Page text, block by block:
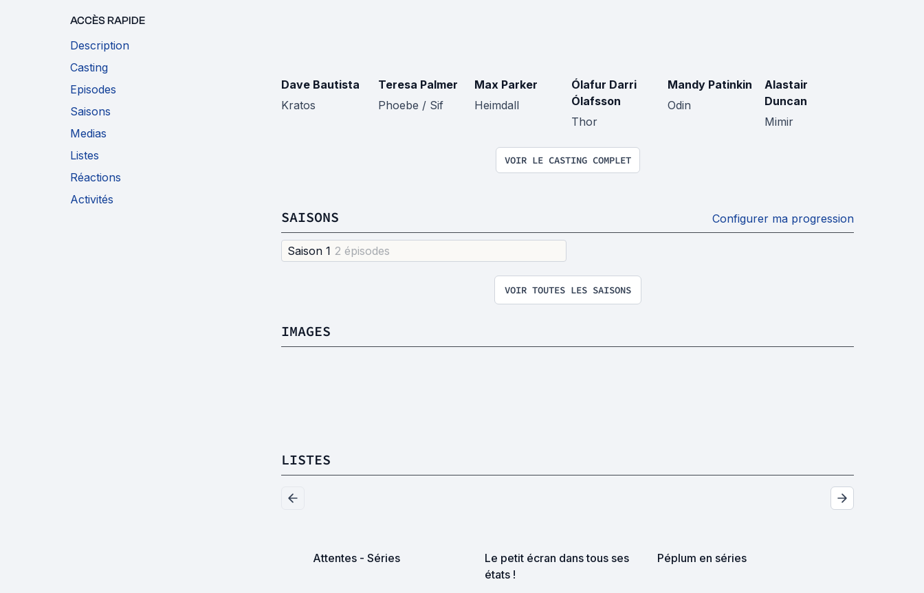
ACCÈS RAPIDE
Description
Casting
Episodes
Saisons
Medias
Listes
Réactions
Activités
Dave Bautista
Kratos
Teresa Palmer
Phoebe / Sif
Max Parker
Heimdall
Ólafur Darri
Ólafsson
Thor
Mandy Patinkin
Odin
Alastair
Duncan
Mimir
VOIR LE CASTING COMPLET
SAISONS Configurer ma progression
Saison 1 2 épisodes
VOIR TOUTES LES SAISONS
IMAGES
LISTES
Attentes - Séries
Le petit écran dans tous ses
états !
Péplum en séries